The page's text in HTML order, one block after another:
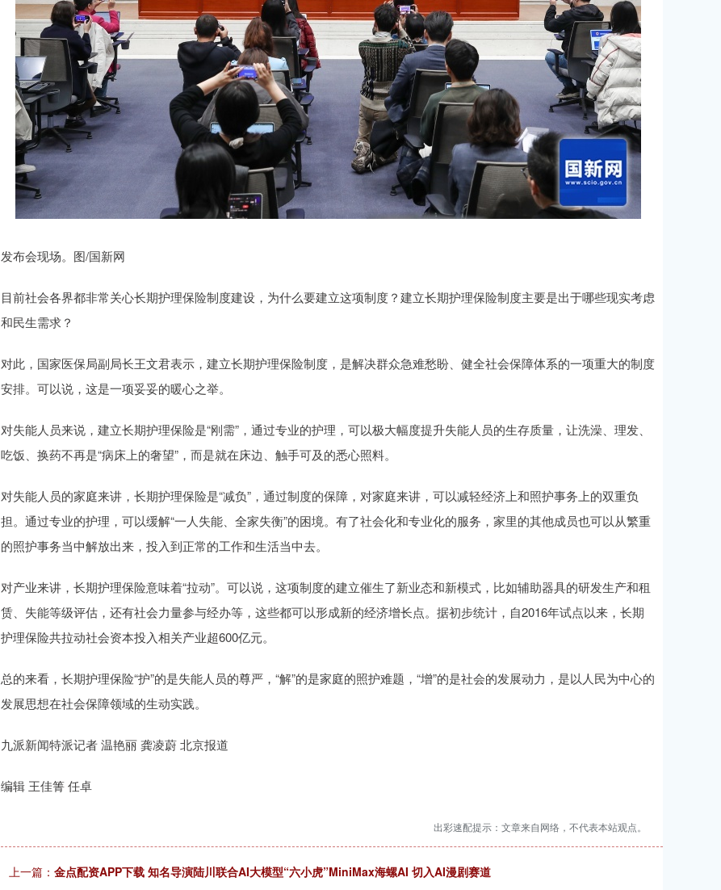
发布会现场。图/国新网
目前社会各界都非常关心长期护理保险制度建设，为什么要建立这项制度？建立长期护理保险制度主要是出于哪些现实考虑
和民生需求？
对此，国家医保局副局长王文君表示，建立长期护理保险制度，是解决群众急难愁盼、健全社会保障体系的一项重大的制度
安排。可以说，这是一项妥妥的暖心之举。
对失能人员来说，建立长期护理保险是“刚需”，通过专业的护理，可以极大幅度提升失能人员的生存质量，让洗澡、理发、
吃饭、换药不再是“病床上的奢望”，而是就在床边、触手可及的悉心照料。
对失能人员的家庭来讲，长期护理保险是“减负”，通过制度的保障，对家庭来讲，可以减轻经济上和照护事务上的双重负
担。通过专业的护理，可以缓解“一人失能、全家失衡”的困境。有了社会化和专业化的服务，家里的其他成员也可以从繁重
的照护事务当中解放出来，投入到正常的工作和生活当中去。
对产业来讲，长期护理保险意味着“拉动”。可以说，这项制度的建立催生了新业态和新模式，比如辅助器具的研发生产和租
赁、失能等级评估，还有社会力量参与经办等，这些都可以形成新的经济增长点。据初步统计，自2016年试点以来，长期
护理保险共拉动社会资本投入相关产业超600亿元。
总的来看，长期护理保险“护”的是失能人员的尊严，“解”的是家庭的照护难题，“增”的是社会的发展动力，是以人民为中心的
发展思想在社会保障领域的生动实践。
九派新闻特派记者 温艳丽 龚凌蔚 北京报道
编辑 王佳箐 任卓
出彩速配提示：文章来自网络，不代表本站观点。
上一篇： 金点配资APP下载 知名导演陆川联合AI大模型“六小虎”MiniMax海螺AI 切入AI漫剧赛道